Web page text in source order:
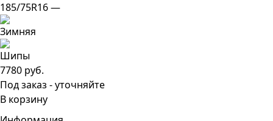
185/75R16 —
7780 руб.
Под заказ - уточняйте
В корзину